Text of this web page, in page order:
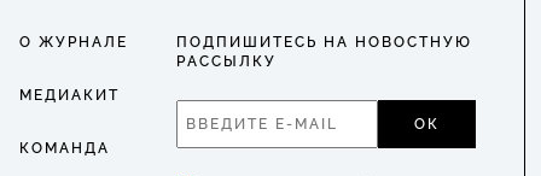
О ЖУРНАЛЕ
МЕДИАКИТ
КОМАНДА
ПОДПИШИТЕСЬ НА НОВОСТНУЮ
РАССЫЛКУ
ОК